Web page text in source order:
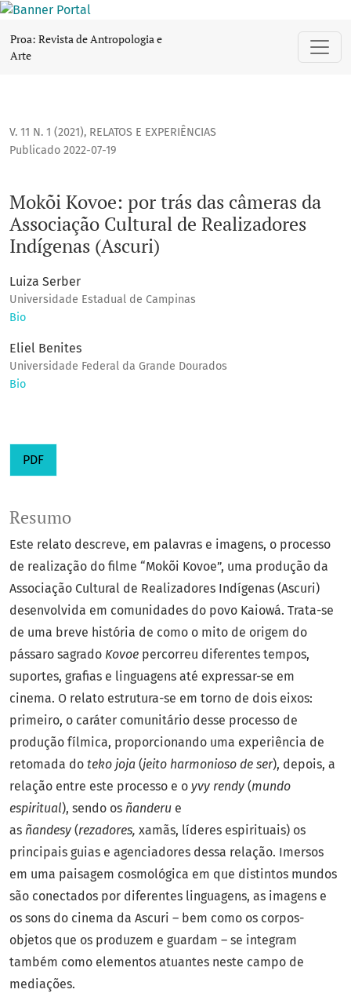
Proa: Revista de Antropologia e
Arte
V. 11 N. 1 (2021), RELATOS E EXPERIÊNCIAS
Mokõi Kovoe: por trás das câmeras da
Associação Cultural de Realizadores
Indígenas (Ascuri)
Publicado 2022-07-19
Luiza Serber
Universidade Estadual de Campinas
Bio
Eliel Benites
Universidade Federal da Grande Dourados
Bio
PDF
Resumo
Este relato descreve, em palavras e imagens, o processo
de realização do filme “Mokõi Kovoe”, uma produção da
Associação Cultural de Realizadores Indígenas (Ascuri)
desenvolvida em comunidades do povo Kaiowá. Trata-se
de uma breve história de como o mito de origem do
pássaro sagrado Kovoe percorreu diferentes tempos,
suportes, grafias e linguagens até expressar-se em
cinema. O relato estrutura-se em torno de dois eixos:
primeiro, o caráter comunitário desse processo de
produção fílmica, proporcionando uma experiência de
retomada do teko joja (jeito harmonioso de ser), depois, a
relação entre este processo e o yvy rendy (mundo
espiritual), sendo os ñanderu e
as ñandesy (rezadores, xamãs, líderes espirituais) os
principais guias e agenciadores dessa relação. Imersos
em uma paisagem cosmológica em que distintos mundos
são conectados por diferentes linguagens, as imagens e
os sons do cinema da Ascuri – bem como os corpos-
objetos que os produzem e guardam – se integram
também como elementos atuantes neste campo de
mediações.